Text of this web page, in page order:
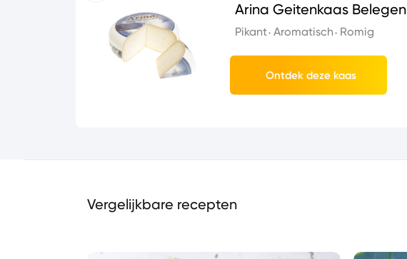
Arina Geitenkaas Belegen
Pikant Aromatisch Romig
Ontdek deze kaas
Vergelijkbare recepten